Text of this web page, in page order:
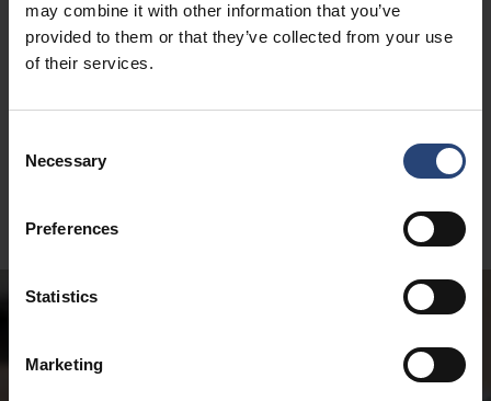
may combine it with other information that you’ve
provided to them or that they’ve collected from your use
of their services.
Selection
Necessary
Preferences
Statistics
Marketing